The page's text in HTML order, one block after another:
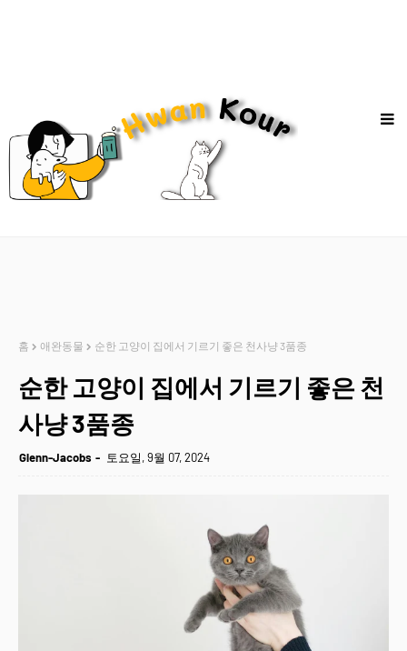
홈 애완동물 순한 고양이 집에서 기르기 좋은 천사냥 3품종
순한 고양이 집에서 기르기 좋은 천
사냥 3품종
Glenn-Jacobs 토요일, 9월 07, 2024